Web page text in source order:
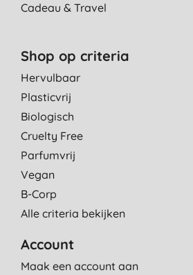
Cadeau & Travel
Shop op criteria
Hervulbaar
Plasticvrij
Biologisch
Cruelty Free
Parfumvrij
Vegan
B-Corp
Alle criteria bekijken
Account
Maak een account aan